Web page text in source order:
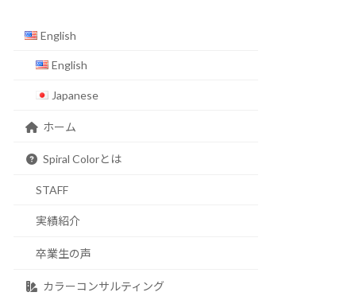
English
English
Japanese
ホーム
Spiral Colorとは
STAFF
実績紹介
卒業生の声
カラーコンサルティング